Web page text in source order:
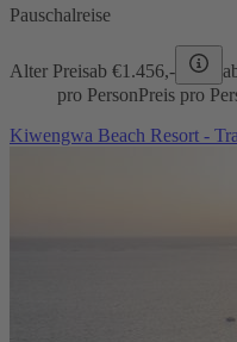
Pauschalreise
Alter Preisab €1.456,-
pro PersonPreis pro
Kiwengwa Beach Resort -